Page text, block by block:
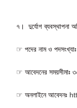
৭। দুর্যোগ ব্যবস্থাপনা
☞ পদের নাম ও
☞ আবেদনের সময়সীমাঃ
☞ অনলাইনে আবেদনঃ